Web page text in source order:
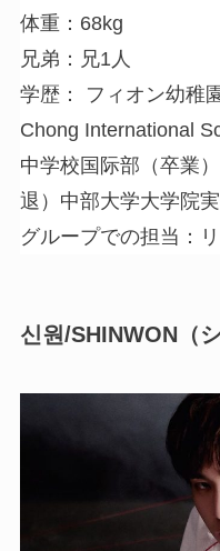
体重：68kg
兄弟：兄1人
学歴： フィオン幼稚
Chong International
中学校国际部（卒業
退）中部大学大学院
グループでの担当：
신원/SHINWON（シ